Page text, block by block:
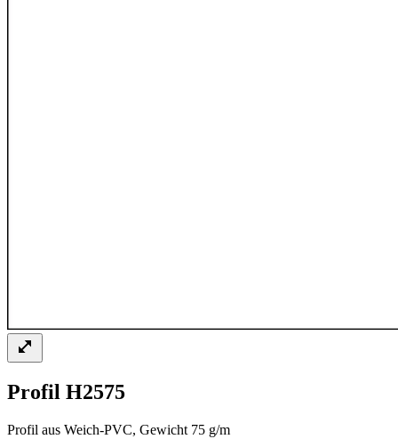
Profil H2575
Profil aus Weich-PVC, Gewicht 75 g/m